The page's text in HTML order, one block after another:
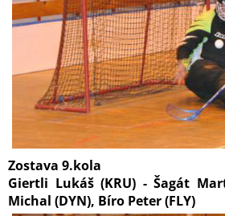
Zostava 9.kola
Giertli Lukáš (KRU) - Šagát
Michal (DYN), Bíro Peter (FLY)